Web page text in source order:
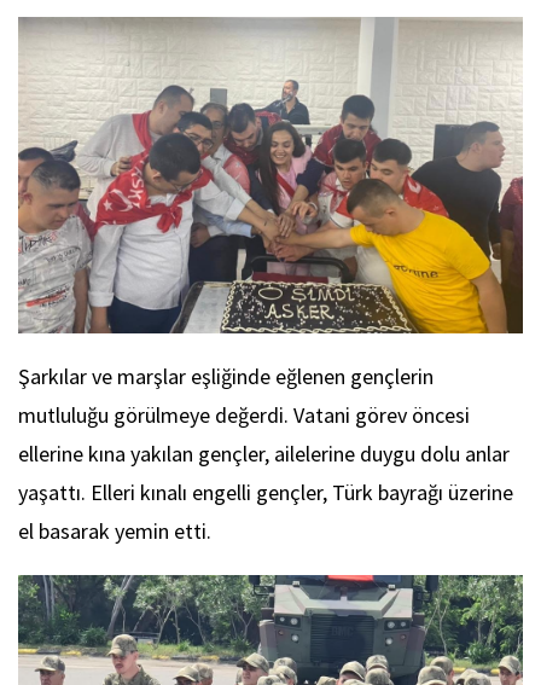
Şarkılar ve marşlar eşliğinde eğlenen gençlerin
mutluluğu görülmeye değerdi. Vatani görev öncesi
ellerine kına yakılan gençler, ailelerine duygu dolu anlar
yaşattı. Elleri kınalı engelli gençler, Türk bayrağı üzerine
el basarak yemin etti.